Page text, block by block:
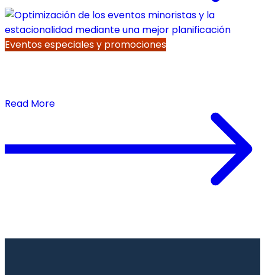
Eventos especiales y promociones
Read More